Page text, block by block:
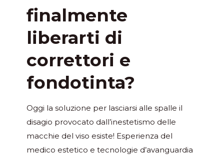
finalmente
liberarti di
correttori e
fondotinta?
Oggi la soluzione per lasciarsi alle spalle il
disagio provocato dall’inestetismo delle
macchie del viso esiste! Esperienza del
medico estetico e tecnologie d’avanguardia